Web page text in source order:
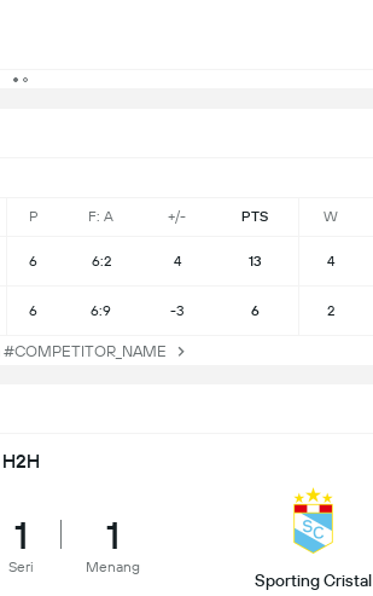
P F: A +/- PTS W
6 6:2 4 13 4
6 6:9 -3 6 2
H2H
1
Seri
1
Menang
Sporting Cristal